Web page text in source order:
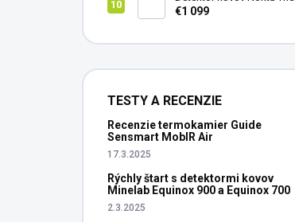
Legend 2
€1 099
TESTY A RECENZIE
Recenzie termokamier Guide
Sensmart MobIR Air
17.3.2025
Rýchly štart s detektormi kovov
Minelab Equinox 900 a Equinox 700
2.3.2025